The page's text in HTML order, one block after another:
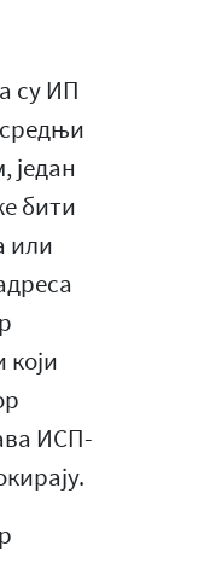
су ИП
један
бити
или
који
ИСП-